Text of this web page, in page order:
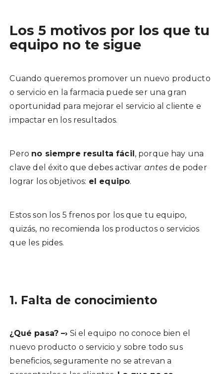
Los 5 motivos por los que tu
equipo no te sigue
Cuando queremos promover un nuevo producto
o servicio en la farmacia puede ser una gran
oportunidad para mejorar el servicio al cliente e
impactar en los resultados.
Pero no siempre resulta fácil, porque hay una
clave del éxito que debes activar antes de poder
lograr los objetivos: el equipo.
Estos son los 5 frenos por los que tu equipo,
quizás, no recomienda los productos o servicios
que les pides.
1. Falta de conocimiento
¿Qué pasa? –› Si el equipo no conoce bien el
nuevo producto o servicio y sobre todo sus
beneficios, seguramente no se atrevan a